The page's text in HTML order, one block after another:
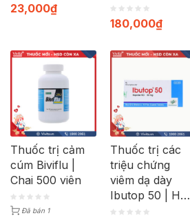
23,000₫
180,000₫
Thuốc trị cảm
cúm Biviflu |
Chai 500 viên
Đã bán 1
Thuốc trị các
triệu chứng
viêm dạ dày
Ibutop 50 | Hộp
20 viên